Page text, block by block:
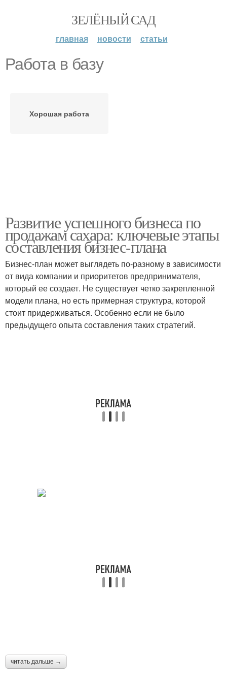
ЗЕЛЁНЫЙ САД
главная новости статьи
Работа в базу
Хорошая работа
Развитие успешного бизнеса по
продажам сахара: ключевые этапы
составления бизнес-плана
Бизнес-план может выглядеть по-разному в зависимости
от вида компании и приоритетов предпринимателя,
который ее создает. Не существует четко закрепленной
модели плана, но есть примерная структура, которой
стоит придерживаться. Особенно если не было
предыдущего опыта составления таких стратегий.
читать дальше →